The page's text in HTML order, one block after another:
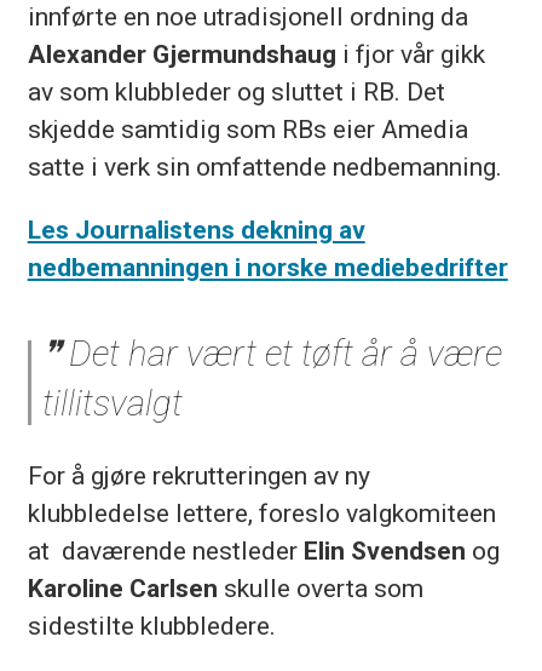
innførte en noe utradisjonell ordning da
Alexander Gjermundshaug i fjor vår gikk
av som klubbleder og sluttet i RB. Det
skjedde samtidig som RBs eier Amedia
satte i verk sin omfattende nedbemanning.
Les Journalistens dekning av
nedbemanningen i norske mediebedrifter
Det har vært et tøft år å være
tillitsvalgt
For å gjøre rekrutteringen av ny
klubbledelse lettere, foreslo valgkomiteen
at daværende nestleder Elin Svendsen og
Karoline Carlsen skulle overta som
sidestilte klubbledere.